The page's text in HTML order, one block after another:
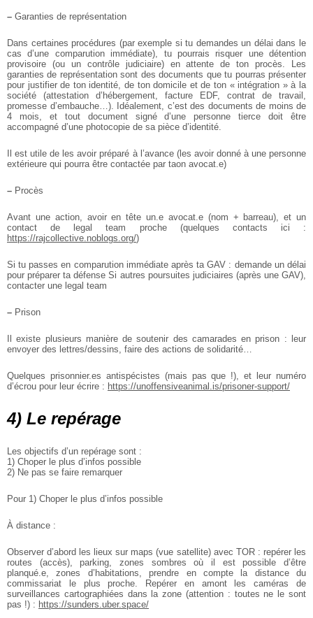
– Garanties de représentation
Dans certaines procédures (par exemple si tu demandes un délai dans le
cas d’une comparution immédiate), tu pourrais risquer une détention
provisoire (ou un contrôle judiciaire) en attente de ton procès. Les
garanties de représentation sont des documents que tu pourras présenter
pour justifier de ton identité, de ton domicile et de ton « intégration » à la
société (attestation d’hébergement, facture EDF, contrat de travail,
promesse d’embauche…). Idéalement, c’est des documents de moins de
4 mois, et tout document signé d’une personne tierce doit être
accompagné d’une photocopie de sa pièce d’identité.
Il est utile de les avoir préparé à l’avance (les avoir donné à une personne
extérieure qui pourra être contactée par taon avocat.e)
– Procès
Avant une action, avoir en tête un.e avocat.e (nom + barreau), et un
contact de legal team proche (quelques contacts ici :
https://rajcollective.noblogs.org/)
Si tu passes en comparution immédiate après ta GAV : demande un délai
pour préparer ta défense Si autres poursuites judiciaires (après une GAV),
contacter une legal team
– Prison
Il existe plusieurs manière de soutenir des camarades en prison : leur
envoyer des lettres/dessins, faire des actions de solidarité…
Quelques prisonnier.es antispécistes (mais pas que !), et leur numéro
d’écrou pour leur écrire : https://unoffensiveanimal.is/prisoner-support/
4) Le repérage
Les objectifs d’un repérage sont :
1) Choper le plus d’infos possible
2) Ne pas se faire remarquer
Pour 1) Choper le plus d’infos possible
À distance :
Observer d’abord les lieux sur maps (vue satellite) avec TOR : repérer les
routes (accès), parking, zones sombres où il est possible d’être
planqué.e, zones d’habitations, prendre en compte la distance du
commissariat le plus proche. Repérer en amont les caméras de
surveillances cartographiées dans la zone (attention : toutes ne le sont
pas !) : https://sunders.uber.space/